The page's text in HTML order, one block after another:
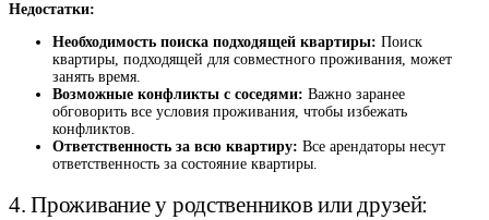
Недостатки:
Необходимость поиска подходящей квартиры: Поиск
квартиры, подходящей для совместного проживания, может
занять время.
Возможные конфликты с соседями: Важно заранее
обговорить все условия проживания, чтобы избежать
конфликтов.
Ответственность за всю квартиру: Все арендаторы несут
ответственность за состояние квартиры.
4. Проживание у родственников или друзей: